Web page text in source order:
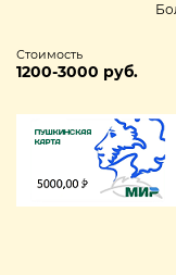
Стоимость
1200-3000 руб.